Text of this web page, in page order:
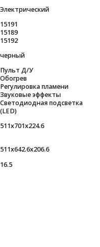
Электрический
15191
15189
15192
черный
Пульт Д/У
Обогрев
Регулировка пламени
Звуковые эффекты
Светодиодная подсветка
(LED)
511х701х224.6
511x642.6x206.6
16.5